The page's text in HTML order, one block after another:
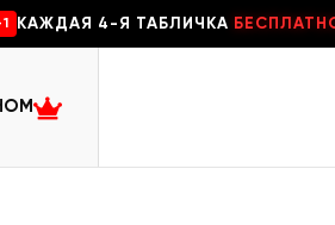
КАЖДАЯ 4-Я ТАБЛИЧКА